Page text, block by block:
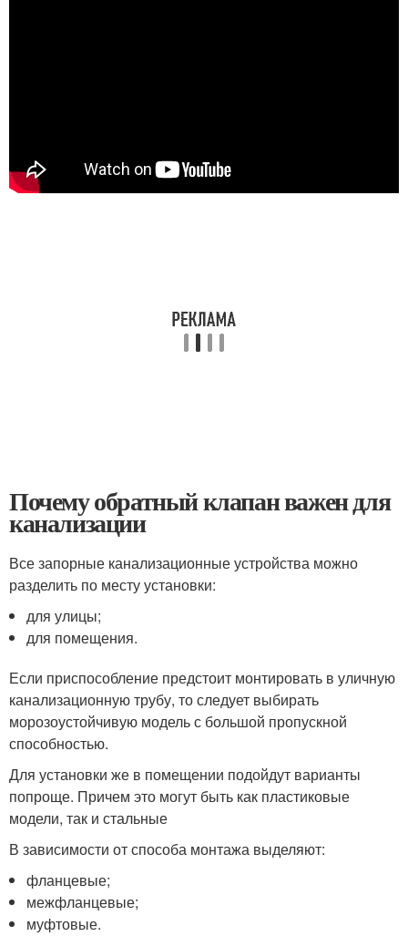
Почему обратный клапан важен для
канализации
Все запорные канализационные устройства можно
разделить по месту установки:
для улицы;
для помещения.
Если приспособление предстоит монтировать в уличную
канализационную трубу, то следует выбирать
морозоустойчивую модель с большой пропускной
способностью.
Для установки же в помещении подойдут варианты
попроще. Причем это могут быть как пластиковые
модели, так и стальные
В зависимости от способа монтажа выделяют:
фланцевые;
межфланцевые;
муфтовые.